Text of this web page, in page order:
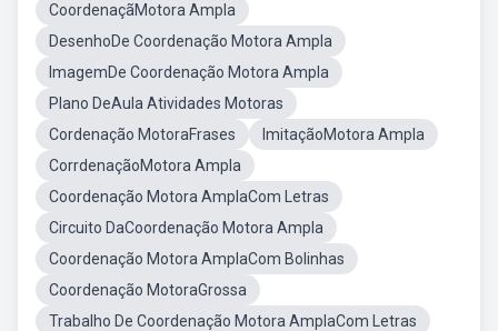
CoordenaçãMotora Ampla
DesenhoDe Coordenação Motora Ampla
ImagemDe Coordenação Motora Ampla
Plano DeAula Atividades Motoras
Cordenação MotoraFrases
ImitaçãoMotora Ampla
CorrdenaçãoMotora Ampla
Coordenação Motora AmplaCom Letras
Circuito DaCoordenação Motora Ampla
Coordenação Motora AmplaCom Bolinhas
Coordenação MotoraGrossa
Trabalho De Coordenação Motora AmplaCom Letras